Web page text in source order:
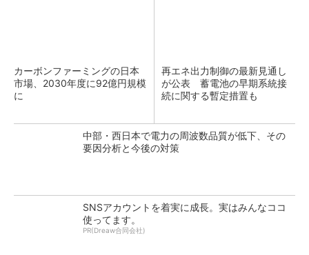
カーボンファーミングの日本
市場、2030年度に92億円規模
に
再エネ出力制御の最新見通し
が公表 蓄電池の早期系統接
続に関する暫定措置も
中部・西日本で電力の周波数品質が低下、その
要因分析と今後の対策
SNSアカウントを着実に成長。実はみんなココ
使ってます。
PR(Dreaw合同会社)